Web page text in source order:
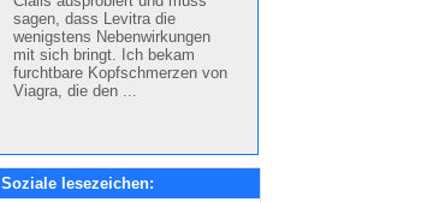
sagen, dass Levitra die
wenigstens Nebenwirkungen
mit sich bringt. Ich bekam
furchtbare Kopfschmerzen von
Viagra, die den ...
Soziale lesezeichen: